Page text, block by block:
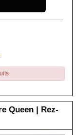
Queen | Rez-